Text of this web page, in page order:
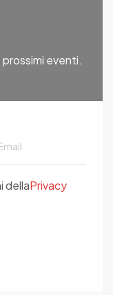
prossimi eventi.
dellaPrivacy